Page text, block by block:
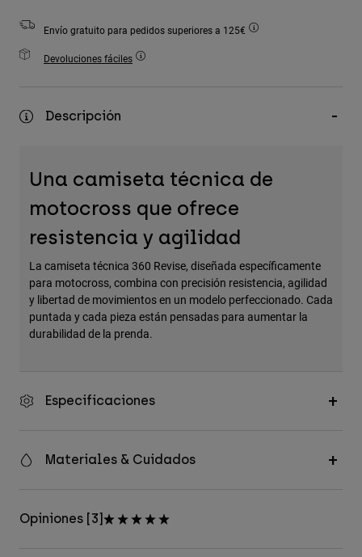
Ver Todo
Ver todo
Envío gratuito para pedidos superiores a 125€
Devoluciones fáciles
Descripción
Una camiseta técnica de
motocross que ofrece
resistencia y agilidad
La camiseta técnica 360 Revise, diseñada específicamente
para motocross, combina con precisión resistencia, agilidad
y libertad de movimientos en un modelo perfeccionado. Cada
puntada y cada pieza están pensadas para aumentar la
durabilidad de la prenda.
Especificaciones
Materiales & Cuidados
Opiniones [3]